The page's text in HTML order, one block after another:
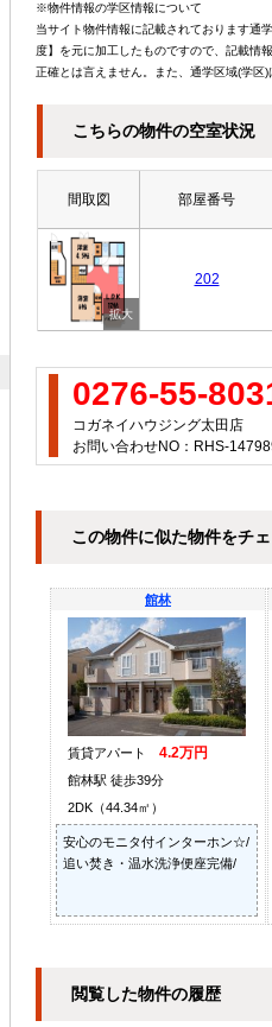
※物件情報の学区情報について
当サイト物件情報に記載されております通
度】を元に加工したものですので、記載情
正確とは言えません。また、通学区域(学区
こちらの物件の空室状況
間取図 部屋番号
202
0276-55-
コガネイハウジング太田店
お問い合わせNO：RHS-
この物件に似た物件をチェ
館林
賃貸アパート 4.2万円
館林駅 徒歩39分
2DK（44.34㎡）
安心のモニタ付インターホン☆/
追い焚き・温水洗浄便座完備/
閲覧した物件の履歴